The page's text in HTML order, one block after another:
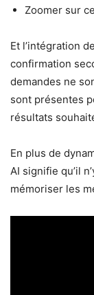
Zoomer sur
Et l’intégration
confirmation
demandes ne
sont présentes
résultats
En plus de
AI signifie qu’il
mémoriser les